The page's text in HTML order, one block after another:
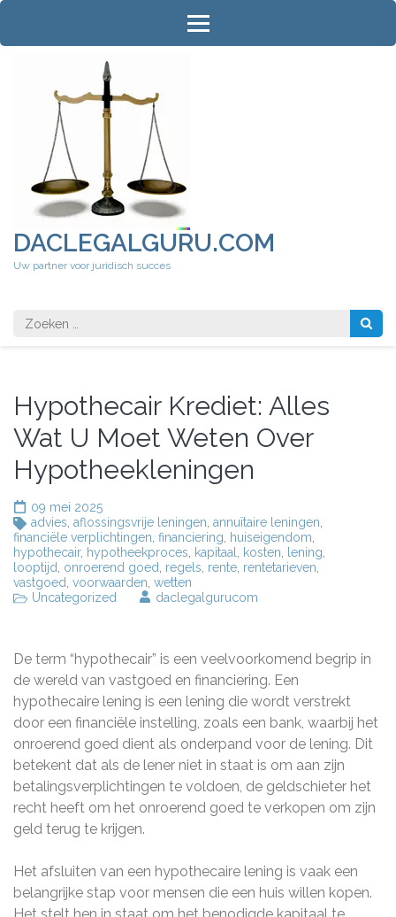
Ga
inhoud
DACLEGALGURU.COM
Uw partner voor juridisch succes
Zoeken
naar:
Hypothecair Krediet: Alles
Wat U Moet Weten Over
Hypotheekleningen
09 mei 2025
advies aflossingsvrije leningen annuïtaire leningen
financiële verplichtingen financiering huiseigendom
hypothecair, hypotheekproces kapitaal kosten lening
looptijd
onroerend goed regels rente rentetarieven
vastgoed voorwaarden wetten
Uncategorized
daclegalgurucom
De term “hypothecair” is een veelvoorkomend begrip in
de wereld van vastgoed en financiering. Een
hypothecaire lening is een lening die wordt verstrekt
door een financiële instelling, zoals een bank, waarbij het
onroerend goed dient als onderpand voor de lening. Dit
betekent dat als de lener niet in staat is om aan zijn
betalingsverplichtingen te voldoen, de geldschieter het
recht heeft om het onroerend goed te verkopen om zijn
geld terug te krijgen.
Het afsluiten van een hypothecaire lening is vaak een
belangrijke stap voor mensen die een huis willen kopen.